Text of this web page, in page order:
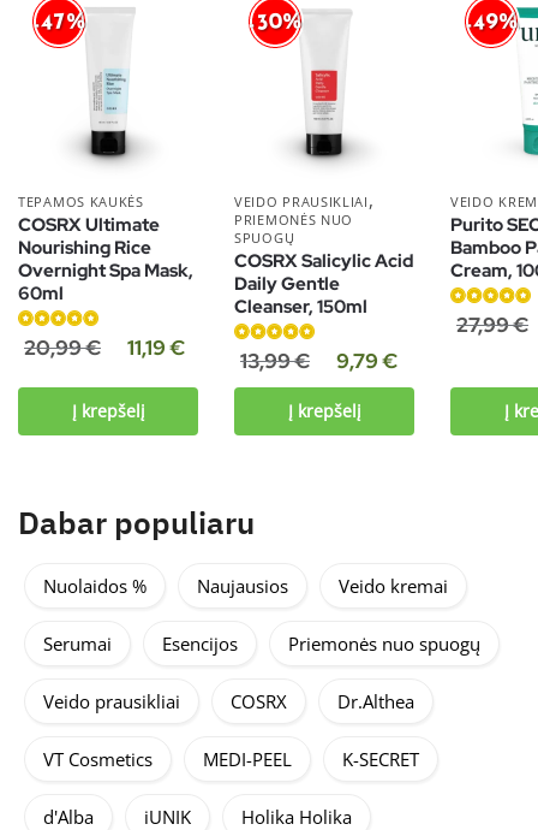
-47%
TEPAMOS KAUKĖS
COSRX Ultimate
Nourishing Rice
Overnight Spa Mask,
60ml
Įvertinimas:
iš 5
20,99€ 11,19€
Į krepšelį
-30%
VEIDO PRAUSIKLIAI ,
PRIEMONĖS NUO
SPUOGŲ
COSRX Salicylic Acid
Daily Gentle
Cleanser, 150ml
Įvertinimas:
5.00
13,99€ 9,79€
Į krepšelį
-49%
VEIDO
Purito
Bamboo
Cream,
Įvertinimas:
4.86iš 5
27,99€
Į
Dabar populiaru
Nuolaidos % Naujausios Veido kremai
Serumai Esencijos Priemonės nuo spuogų
Veido prausikliai COSRX Dr.Althea
VT Cosmetics MEDI-PEEL K-SECRET
d'Alba iUNIK Holika Holika